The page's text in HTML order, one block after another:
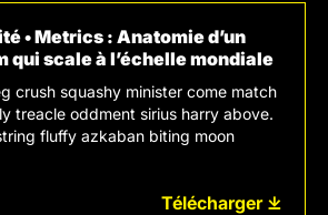
• Metrics : Anatomie d’un
qui scale à l’échelle mondiale
crush squashy minister come match
treacle oddment sirius harry above.
fluffy azkaban biting moon
Télécharger ⤓